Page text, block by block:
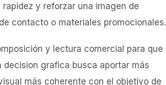
y reforzar una imagen de
contacto o materiales promocionales.
y lectura comercial para que
decision grafica busca aportar más
más coherente con el objetivo de